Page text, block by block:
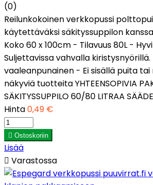
(0)
Reilunkokoinen verkkopussi
käytettäväksi säkityssuppilon
Koko 60 x 100cm - Tilavuus 80L -
Suljettavissa vahvalla
vaaleanpunainen - Ei sisällä puita
näkyviä tuotteita YHTEENSOPIVIA
SÄKITYSSUPPILO 60/80 LITRAA
Hinta0,49 €
 Ostoskoriin
Lisää
 Varastossa